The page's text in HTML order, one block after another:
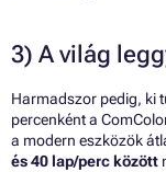
3) A világ
Harmadszor pedig, ki
percenként a
a modern eszközök
és 40 lap/perc között